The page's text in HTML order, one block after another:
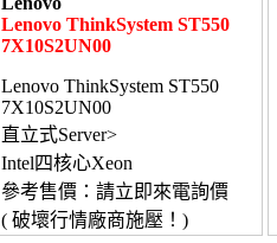
Lenovo ThinkSystem ST550
7X10S2UN00
Lenovo ThinkSystem ST550
7X10S2UN00
直立式Server>
Intel四核心Xeon
參考售價：請立即來電詢價
( 破壞行情廠商施壓！)